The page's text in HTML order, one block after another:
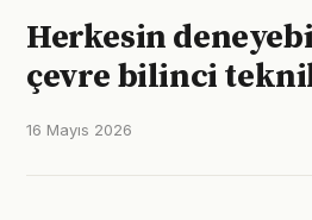
Herkesin
çevre bilinci
16 Mayıs 2026